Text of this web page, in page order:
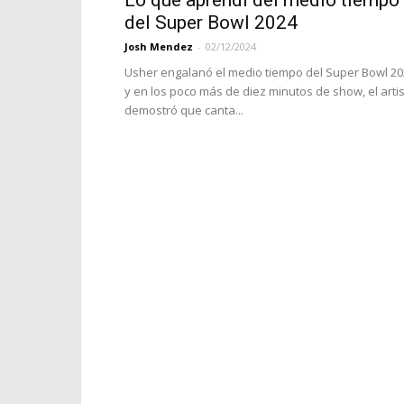
del Super Bowl 2024
Josh Mendez - 02/12/2024
Usher engalanó el medio tiempo del Super Bowl
y en los poco más de diez minutos de show, el
demostró que canta...